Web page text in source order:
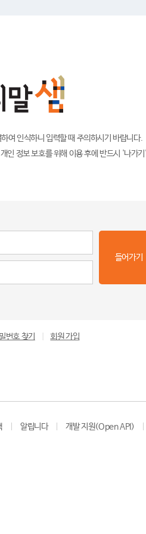
여 인식하니 입력할 때 주의하시기 바랍니다.
인 정보 보호를 위해 이용 후에 반드시 '나가
들어가기
번호 찾기 회원 가입
알립니다 개발 지원(Open API)